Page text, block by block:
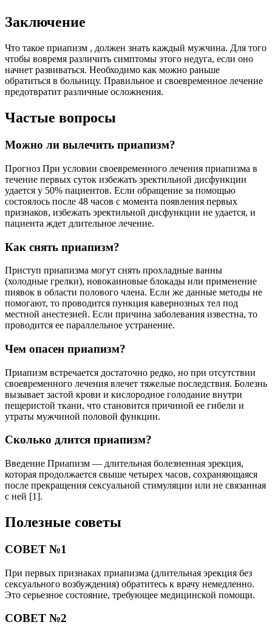
Заключение
Что такое приапизм , должен знать каждый мужчина. Для того
чтобы вовремя различить симптомы этого недуга, если оно
начнет развиваться. Необходимо как можно раньше
обратиться в больницу. Правильное и своевременное лечение
предотвратит различные осложнения.
Частые вопросы
Можно ли вылечить приапизм?
Прогноз При условии своевременного лечения приапизма в
течение первых суток избежать эректильной дисфункции
удается у 50% пациентов. Если обращение за помощью
состоялось после 48 часов с момента появления первых
признаков, избежать эректильной дисфункции не удается, и
пациента ждет длительное лечение.
Как снять приапизм?
Приступ приапизма могут снять прохладные ванны
(холодные грелки), новокаиновые блокады или применение
пиявок в области полового члена. Если же данные методы не
помогают, то проводится пункция кавернозных тел под
местной анестезией. Если причина заболевания известна, то
проводится ее параллельное устранение.
Чем опасен приапизм?
Приапизм встречается достаточно редко, но при отсутствии
своевременного лечения влечет тяжелые последствия. Болезнь
вызывает застой крови и кислородное голодание внутри
пещеристой ткани, что становится причиной ее гибели и
утраты мужчиной половой функции.
Сколько длится приапизм?
Введение Приапизм — длительная болезненная эрекция,
которая продолжается свыше четырех часов, сохраняющаяся
после прекращения сексуальной стимуляции или не связанная
с ней [1].
Полезные советы
СОВЕТ №1
При первых признаках приапизма (длительная эрекция без
сексуального возбуждения) обратитесь к врачу немедленно.
Это серьезное состояние, требующее медицинской помощи.
СОВЕТ №2